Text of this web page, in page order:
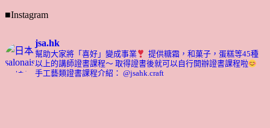
■Instagram
jsa.hk
幫助大家將「喜好」變成事業
提供糖霜，和菓子，蛋糕等45種
以上的講師證書課程～ 取得證書後就可以自行開辦證書課程啦
手工藝類證書課程介紹： @jsahk.craft